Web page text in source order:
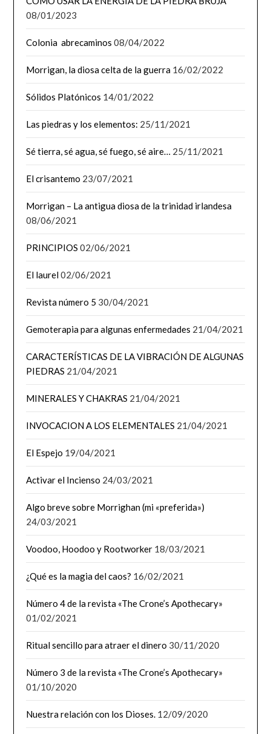
08/01/2023
Colonia abrecaminos 08/04/2022
Morrigan, la diosa celta de la guerra 16/02/2022
Sólidos Platónicos 14/01/2022
Las piedras y los elementos: 25/11/2021
Sé tierra, sé agua, sé fuego, sé aire… 25/11/2021
El crisantemo 23/07/2021
Morrigan – La antigua diosa de la trinidad irlandesa
08/06/2021
PRINCIPIOS 02/06/2021
El laurel02/06/2021
Revista número 5 30/04/2021
Gemoterapia para algunas enfermedades 21/04/2021
CARACTERÍSTICAS DE LA VIBRACIÓN DE ALGUNAS
PIEDRAS 21/04/2021
MINERALES Y CHAKRAS 21/04/2021
INVOCACION A LOS ELEMENTALES 21/04/2021
El Espejo 19/04/2021
Activar el Incienso 24/03/2021
Algo breve sobre Morrighan (mi «preferida»)
24/03/2021
Voodoo, Hoodoo y Rootworker 18/03/2021
¿Qué es la magia del caos? 16/02/2021
Número 4 de la revista «The Crone’s Apothecary»
01/02/2021
Ritual sencillo para atraer el dinero 30/11/2020
Número 3 de la revista «The Crone’s Apothecary»
01/10/2020
Nuestra relación con los Dioses. 12/09/2020